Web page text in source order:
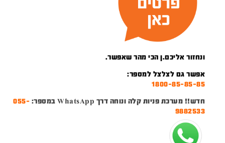
ונחזור אליכם.ן הכי מהר שאפשר.
אפשר גם לצלצל למספר:
1800-85-85-85
חדש!! מערכת פניות קלה ונוחה דרך WhatsApp במספר:
055-
9882533